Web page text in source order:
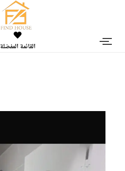
القائمة المفضلة